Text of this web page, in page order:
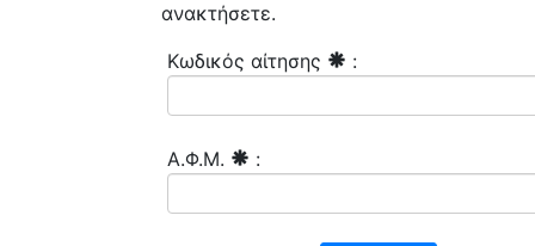
ανακτήσετε.
Κωδικός αίτησης
:
Α.Φ.Μ. :